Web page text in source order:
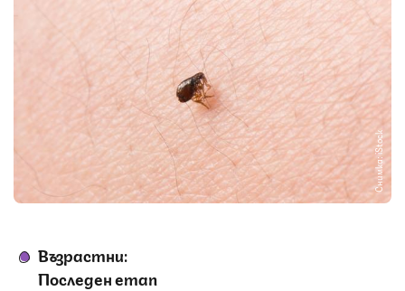
Снимка: iStock
Възрастни:
Последенетап